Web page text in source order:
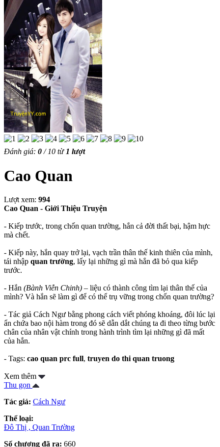
Đánh giá: 0/10 từ1 lượt
Cao Quan
Lượt xem: 994
Cao Quan - Giới Thiệu Truyện
- Kiếp trước, trong chốn quan trường, hắn cả đời thất bại, hậm hực
mà chết.
- Kiếp này, hắn quay trở lại, vạch trần thân thế kinh thiên của mình,
tái nhập quan trường, lấy lại những gì mà hắn đã bỏ qua kiếp
trước.
- Hắn (Bành Viễn Chinh) – liệu có thành công tìm lại thân thế của
mình? Và hắn sẽ làm gì để có thể trụ vững trong chốn quan trường?
- Tác giả Cách Ngư bằng phong cách viết phóng khoáng, đôi lúc lại
ẩn chứa bao nội hàm trong đó sẽ dẫn dắt chúng ta đi theo từng bước
chân của nhân vật chính trong hành trình tìm lại những gì đã mất
của hắn.
- Tags: cao quan prc full, truyen do thi quan truong
Xem thêm
Thu gọn
Tác giả: Cách Ngư
Thể loại:
Đô Thị , Quan Trường
Số chương đã ra: 660